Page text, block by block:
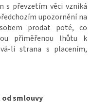
s převzetím věci vzniká
upozornění na
prodat poté, co
přiměřenou lhůtu k
li strana s placením,
smlouvy